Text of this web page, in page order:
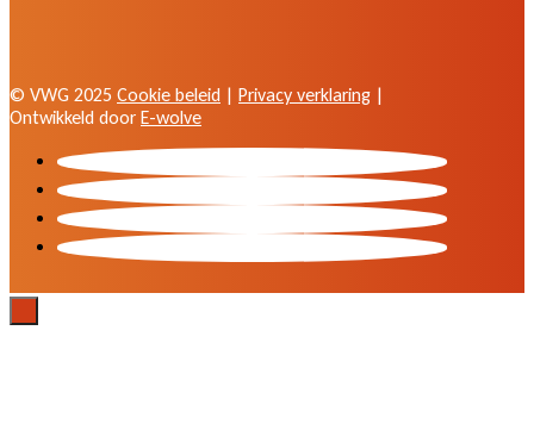
© VWG 2025 Cookie beleid | Privacy verklaring |
Ontwikkeld door E-wolve